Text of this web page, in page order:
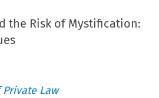
the Risk of Mystification:
Law